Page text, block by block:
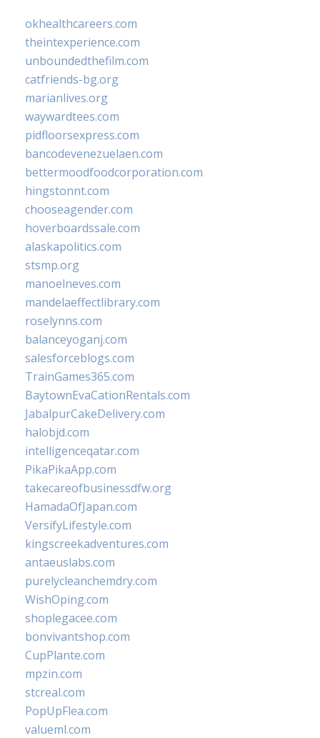
okhealthcareers.com
theintexperience.com
unboundedthefilm.com
catfriends-bg.org
marianlives.org
waywardtees.com
pidfloorsexpress.com
bancodevenezuelaen.com
bettermoodfoodcorporation.com
hingstonnt.com
chooseagender.com
hoverboardssale.com
alaskapolitics.com
stsmp.org
manoelneves.com
mandelaeffectlibrary.com
roselynns.com
balanceyoganj.com
salesforceblogs.com
TrainGames365.com
BaytownEvaCationRentals.com
JabalpurCakeDelivery.com
halobjd.com
intelligenceqatar.com
PikaPikaApp.com
takecareofbusinessdfw.org
HamadaOfJapan.com
VersifyLifestyle.com
kingscreekadventures.com
antaeuslabs.com
purelycleanchemdry.com
WishOping.com
shoplegacee.com
bonvivantshop.com
CupPlante.com
mpzin.com
stcreal.com
PopUpFlea.com
valueml.com